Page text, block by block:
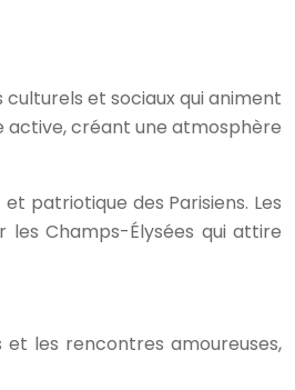
et sociaux qui animent
active, créant une atmosphère
patriotique des Parisiens. Les
Champs-Élysées qui attire
et les rencontres amoureuses,